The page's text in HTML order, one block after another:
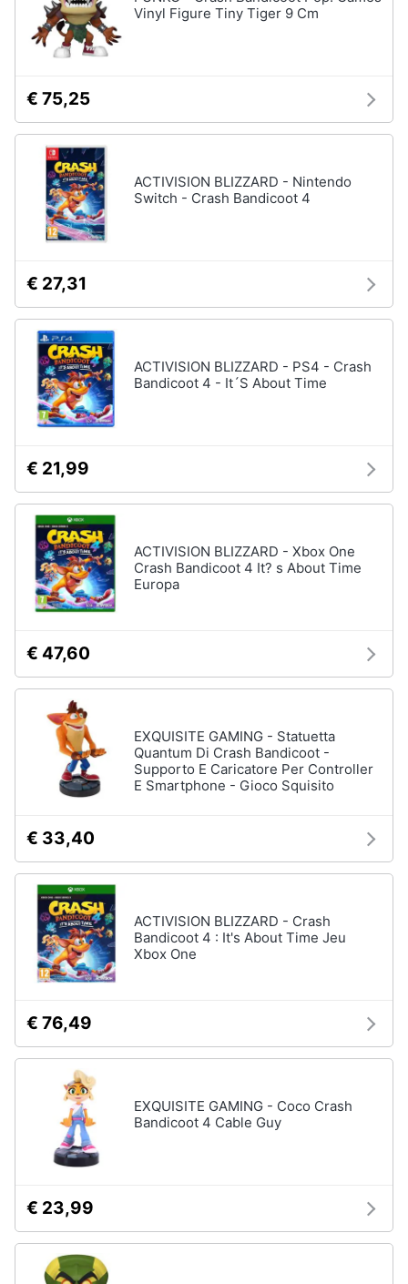
Vinyl Figure Tiny Tiger 9 Cm
€ 75,25
ACTIVISION BLIZZARD - Nintendo
Switch - Crash Bandicoot 4
€ 27,31
ACTIVISION BLIZZARD - PS4 - Crash
Bandicoot 4 - It´S About Time
€ 21,99
ACTIVISION BLIZZARD - Xbox One
Crash Bandicoot 4 It? s About Time
Europa
€ 47,60
EXQUISITE GAMING - Statuetta
Quantum Di Crash Bandicoot -
Supporto E Caricatore Per Controller
E Smartphone - Gioco Squisito
€ 33,40
ACTIVISION BLIZZARD - Crash
Bandicoot 4 : It's About Time Jeu
Xbox One
€ 76,49
EXQUISITE GAMING - Coco Crash
Bandicoot 4 Cable Guy
€ 23,99